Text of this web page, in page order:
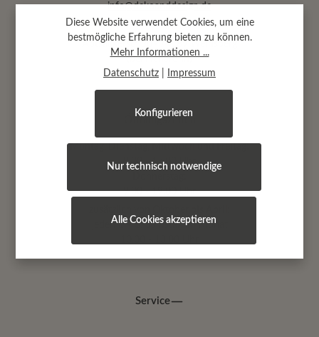
info@dekoanddesign.de
Abtsäckerstr. 30 · 74189 Weinsberg
(bei Heilbronn)
Öffnungszeiten
9.00 - 17.00 Uhr
9.00 - 19.00 Uhr
jeden 1.+ 3. Samstag im Monat
Service
Diese Website verwendet Cookies, um eine
bestmögliche Erfahrung bieten zu können.
Mehr Informationen ...
Datenschutz Impressum
Nur technisch notwendige
Konfigurieren
Alle Cookies akzeptieren